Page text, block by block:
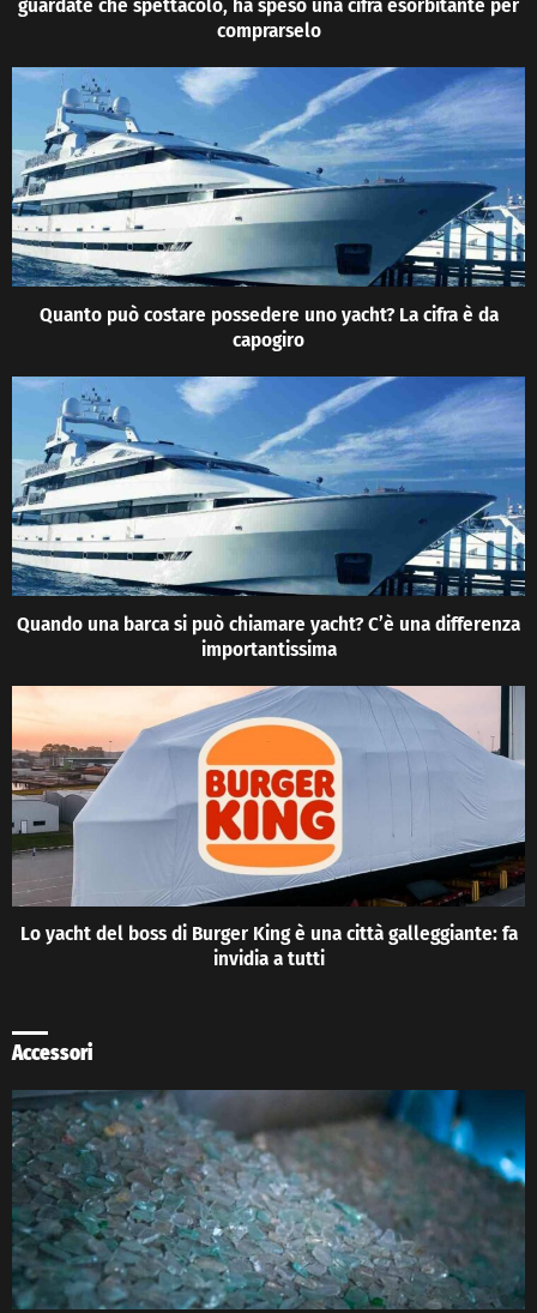
guardate che spettacolo, ha speso una cifra esorbitante per
comprarselo
Quanto può costare possedere uno yacht? La cifra è da
capogiro
Quando una barca si può chiamare yacht? C’è una differenza
importantissima
Lo yacht del boss di Burger King è una città galleggiante: fa
invidia a tutti
Accessori